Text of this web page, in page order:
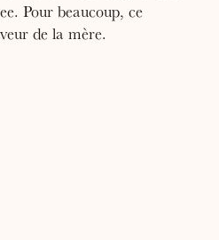
Pour beaucoup, ce
de la mère.